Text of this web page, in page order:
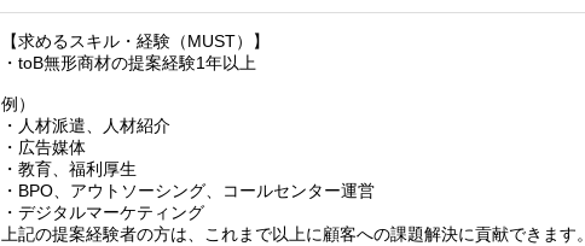
【求めるスキル・経験（MUST）】
・toB無形商材の提案経験1年以上
例）
・人材派遣、人材紹介
・広告媒体
・教育、福利厚生
・BPO、アウトソーシング、コールセンター運営
・デジタルマーケティング
上記の提案経験者の方は、これまで以上に顧客への課題解決に貢献できます。